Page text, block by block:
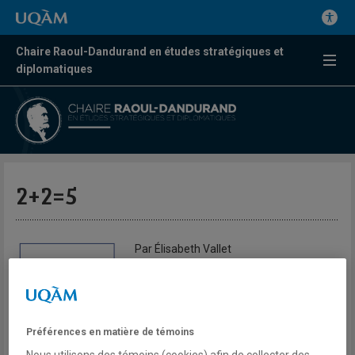
Chaire Raoul-Dandurand en études stratégiques et
diplomatiques
2+2=5
Par Élisabeth Vallet
une des promesses phares de sa
Préférences en matière de témoins